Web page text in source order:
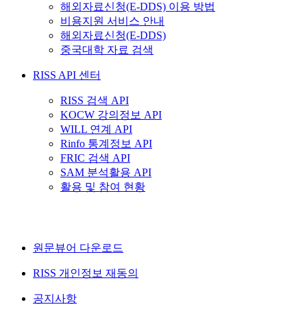
해외자료신청(E-DDS) 이용 방법
비용지원 서비스 안내
해외자료신청(E-DDS)
중국대학 자료 검색
RISS API 센터
RISS 검색 API
KOCW 강의정보 API
WILL 연계 API
Rinfo 통계정보 API
FRIC 검색 API
SAM 분석활용 API
활용 및 참여 현황
원문뷰어 다운로드
RISS 개인정보 재동의
공지사항